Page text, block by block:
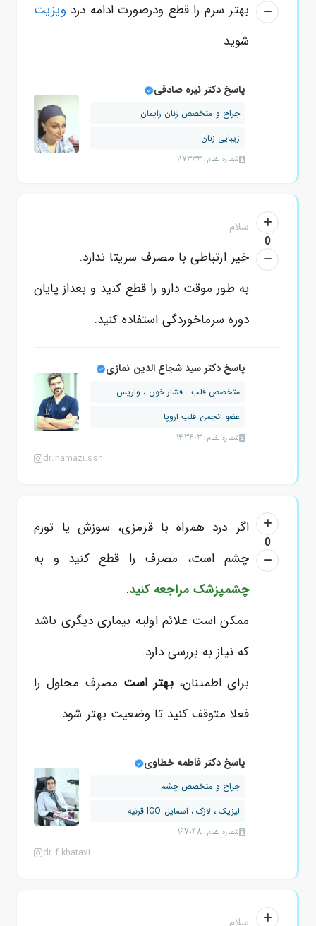
بهتر سرم را قطع ودرصورت ادامه درد ویزیت
شوید
پاسخ دکتر نیره صادقی
جراح و متخصص زنان زایمان
زیبایی زنان
شماره نظام: 117333
0
سلام
خیر ارتباطی با مصرف سریتا ندارد.
به طور موقت دارو را قطع کنید و بعداز پایان
دوره سرماخوردگی استفاده کنید.
پاسخ دکتر سید شجاع الدین نمازی
متخصص قلب - فشار خون ، واریس
عضو انجمن قلب اروپا
شماره نظام: 143403
dr.namazi.ssh
0
اگر درد همراه با قرمزی، سوزش یا تورم
چشم است، مصرف را قطع کنید و به
چشمپزشک مراجعه کنید.
ممکن است علائم اولیه بیماری دیگری باشد
که نیاز به بررسی دارد.
برای اطمینان،بهتر است مصرف محلول را
فعلا متوقف کنید تا وضعیت بهتر شود.
پاسخ دکتر فاطمه خطاوی
جراح و متخصص چشم
لیزیک ، لازک ، اسمایل ICO قرنیه
شماره نظام: 167048
dr.f.khatavi
سلام